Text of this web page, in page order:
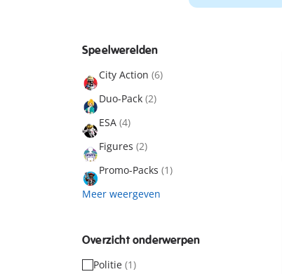
Speelwerelden
City Action (6)
Duo-Pack (2)
ESA (4)
Figures (2)
Promo-Packs (1)
Meer weergeven
Overzicht onderwerpen
Politie (1)